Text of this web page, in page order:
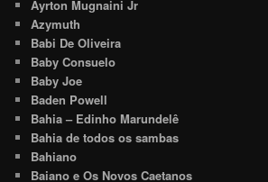
Ayrton Mugnaini Jr
Azymuth
Babi De Oliveira
Baby Consuelo
Baby Joe
Baden Powell
Bahia – Edinho Marundelê
Bahia de todos os sambas
Bahiano
Baiano e Os Novos Caetanos